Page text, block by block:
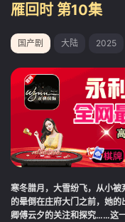
雁回时 第10集
国产剧 大陆 2025
寒冬腊月，大雪纷飞，从小
的晕倒在庄府大门之前，她
卿傅云夕的关注和探究……这